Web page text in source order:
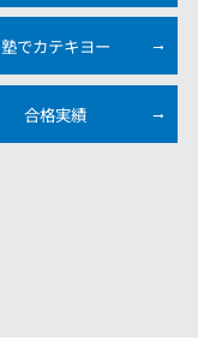
塾でカテキヨー
合格実績